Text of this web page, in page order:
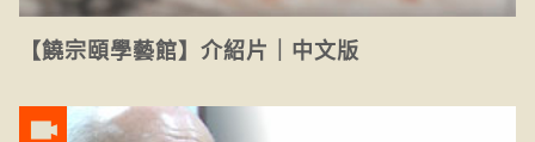
【饒宗頤學藝館】介紹片｜中文版